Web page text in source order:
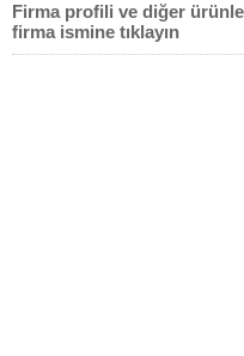
Firma profili ve diğer
firma ismine tıklayın